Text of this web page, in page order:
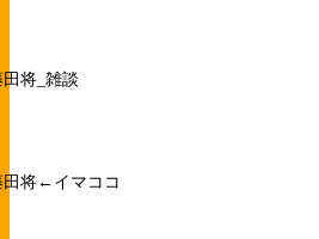
田将_雑談
田将←イマココ